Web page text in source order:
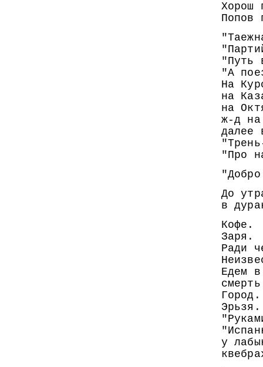
Хорош
Попов
"Путь
"А
На
на
на
ж-д
далее
"Про
До
в
Кофе.
Заря.
Ради
Едем
Город.
Эрьзя.
у